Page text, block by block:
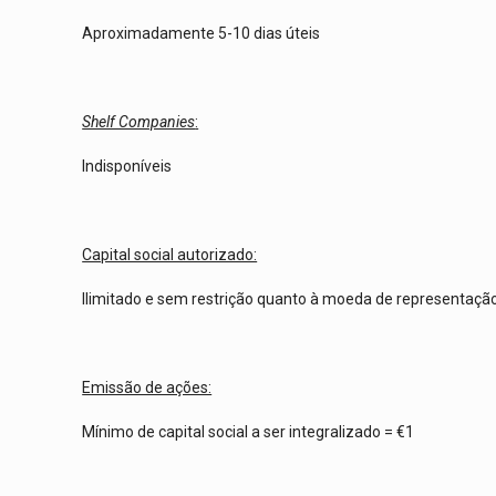
Aproximadamente 5-10 dias úteis
Shelf Companies:
Indisponíveis
Capital social autorizado:
Ilimitado e sem restrição quanto à moeda de
Emissão de ações:
Mínimo de capital social a ser integralizado = €1